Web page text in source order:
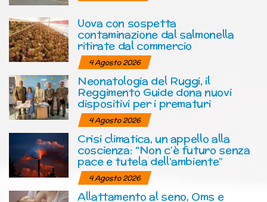
Uova con sospetta
contaminazione dal salmonella
ritirate dal commercio
4 Agosto 2026
Neonatologia del Ruggi, il
Reggimento Guide dona nuovi
dispositivi per i prematuri
4 Agosto 2026
Crisi climatica, un appello alla
coscienza: “Non c’è futuro senza
pace e tutela dell’ambiente”
4 Agosto 2026
Allattamento al seno, Oms e